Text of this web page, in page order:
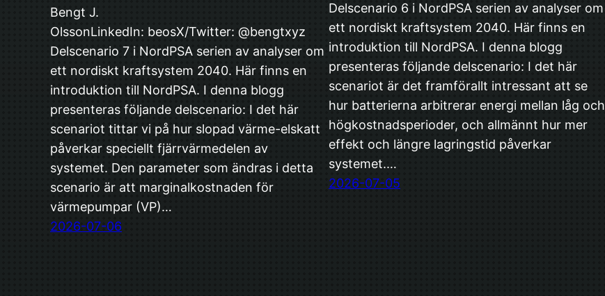
Bengt J.
OlssonLinkedIn: beosX/Twitter: @bengtxyz
Delscenario 7 i NordPSA serien av analyser om
ett nordiskt kraftsystem 2040. Här finns en
introduktion till NordPSA. I denna blogg
presenteras följande delscenario: I det här
scenariot tittar vi på hur slopad värme-elskatt
påverkar speciellt fjärrvärmedelen av
systemet. Den parameter som ändras i detta
scenario är att marginalkostnaden för
värmepumpar (VP)…
2026-07-06
Delscenario 6 i NordPSA serien av analyser om
ett nordiskt kraftsystem 2040. Här finns en
introduktion till NordPSA. I denna blogg
presenteras följande delscenario: I det här
scenariot är det framförallt intressant att se
hur batterierna arbitrerar energi mellan låg och
högkostnadsperioder, och allmännt hur mer
effekt och längre lagringstid påverkar
systemet.…
2026-07-05